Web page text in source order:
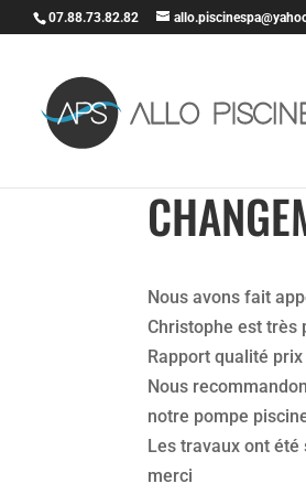
07.88.73.82.82
Nous avons fait
Christophe est très
Rapport qualité
Nous
notre pompe
Les travaux ont
merci